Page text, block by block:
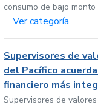
consumo de bajo monto
Ver categoría
Supervisores de
del Pacífico
financiero más
Supervisores de